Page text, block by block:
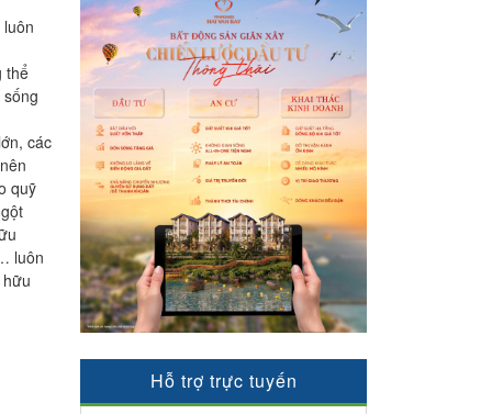
thể
các
quỹ
luôn
Hỗ trợ trực tuyến